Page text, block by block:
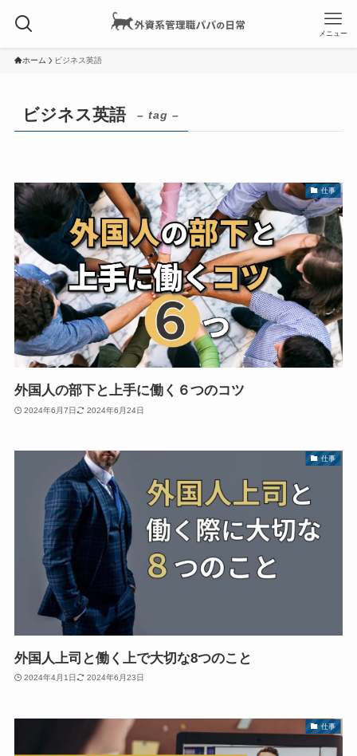
メニュー
ホーム ビジネス英語
ビジネス英語 – tag –
仕事
外国人の部下と上手に働く６つのコツ
2024年6月7日 2024年6月24日
仕事
外国人上司と働く上で大切な8つのこと
2024年4月1日 2024年6月23日
仕事